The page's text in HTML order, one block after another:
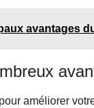
avantages
améliorer